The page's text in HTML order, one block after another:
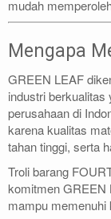
mudah
Mengapa
GREEN LEAF
industri berkualitas
perusahaan di
karena kualitas
tahan tinggi, serta
Troli barang
komitmen GREEN
mampu memenuhi